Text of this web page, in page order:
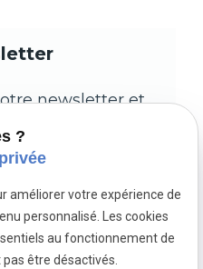
newsletter et
prochains
promotions.
?
améliorer votre expérience de
personnalisé. Les cookies
au fonctionnement de
être désactivés.